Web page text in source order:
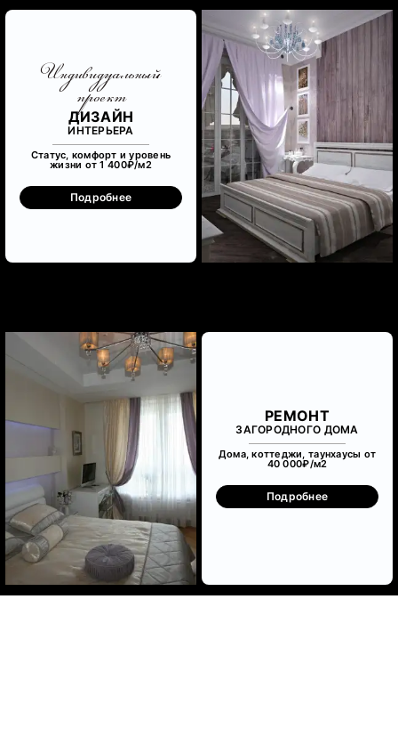
Индивидуальный
проект
ДИЗАЙН
ИНТЕРЬЕРА
Статус, комфорт и уровень
жизни от 1 400₽/м2
Подробнее
РЕМОНТ
ЗАГОРОДНОГО ДОМА
Дома, коттеджи, таунхаусы от
40 000₽/м2
Подробнее